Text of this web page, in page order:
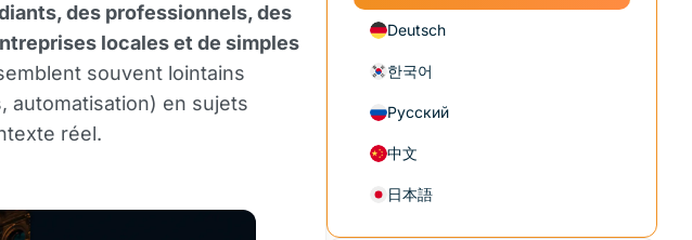
des professionnels, des
locales et de simples
souvent lointains
automatisation) en sujets
réel.
Deutsch
한국어
Русский
中文
日本語